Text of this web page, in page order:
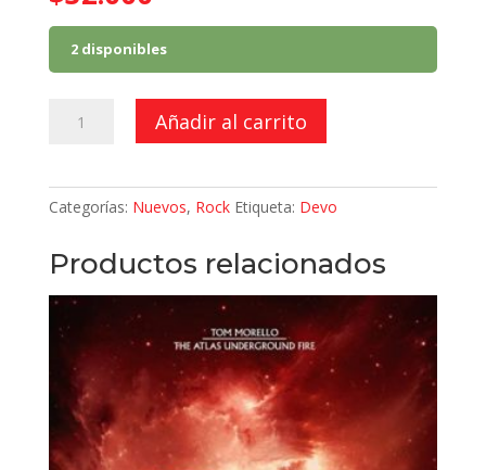
2 disponibles
cantidad
Añadir al carrito
Categorías: Nuevos, Rock Etiqueta: Devo
Productos relacionados